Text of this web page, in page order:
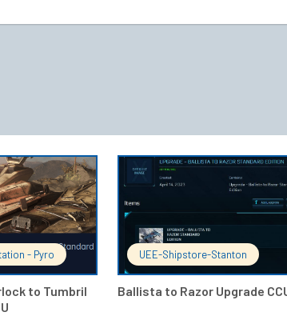
- Pyro
to Tumbril
IN DEN WARENKORB
UEE-Shipstore-Stanton
Ballista to Razor Upgrade
IN DEN